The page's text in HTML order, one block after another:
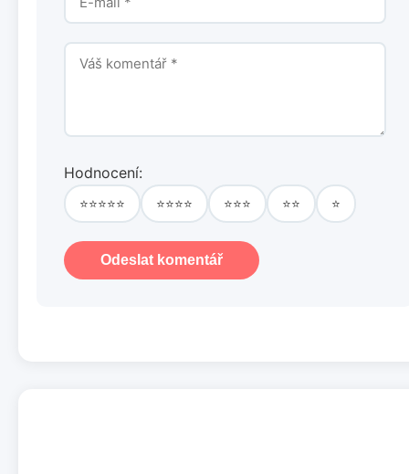
Hodnocení:
⭐⭐⭐⭐⭐ ⭐⭐⭐⭐ ⭐⭐⭐ ⭐⭐ ⭐
Odeslat komentář